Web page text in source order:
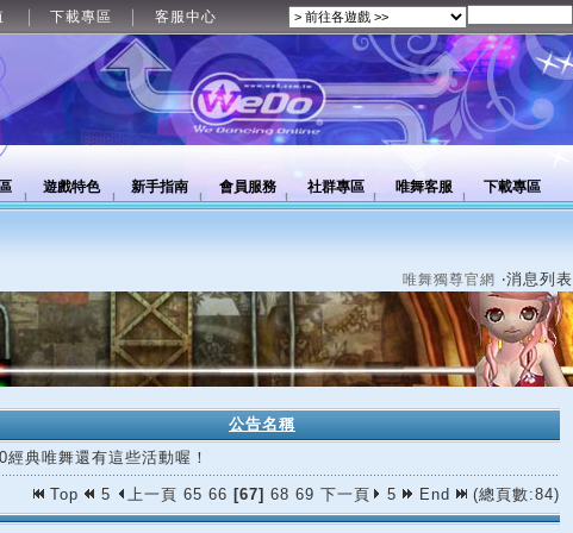
下載專區 客服中心
遊戲特色 新手指南 會員服務 社群專區 唯舞客服 下載專區
唯舞獨尊官網 ‧消息列表
公告名稱
經典唯舞還有這些活動喔！
Top 5 上一頁 65 66 [67] 68 69 下一頁 5 End (總頁數:84)